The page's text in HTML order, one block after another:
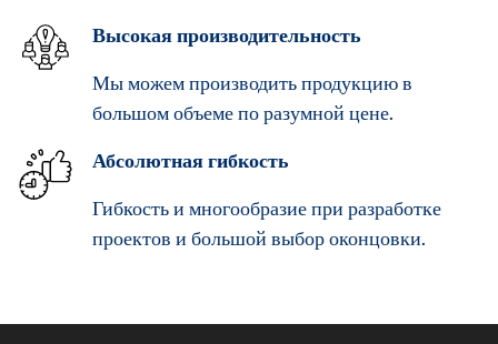
Высокая производительность
Мы можем производить продукцию в
большом объеме по разумной цене.
Абсолютная гибкость
Гибкость и многообразие при разработке
проектов и большой выбор оконцовки.